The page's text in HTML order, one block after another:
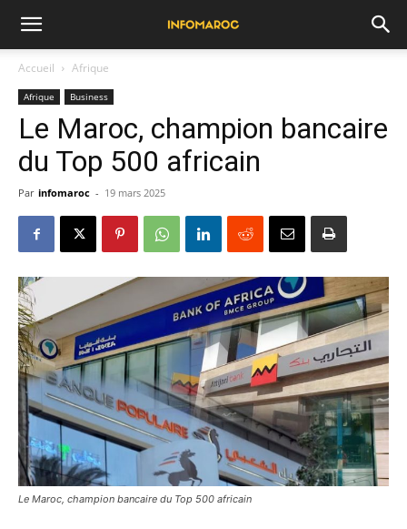
Accueil Afrique
Afrique Business
Le Maroc, champion bancaire
du Top 500 africain
Par infomaroc - 19 mars 2025
Le Maroc, champion bancaire du Top 500 africain